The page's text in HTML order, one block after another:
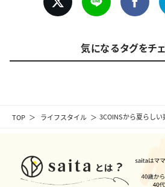
TOP ライフスタイル 3COINSから夏らし
気になるタグをチェ